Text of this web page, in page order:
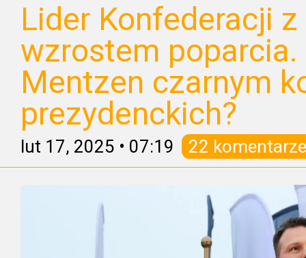
Lider Konfederacji
wzrostem poparcia.
Mentzen czarnym
prezydenckich?
lut 17, 2025 • 07:19 22 komentarze